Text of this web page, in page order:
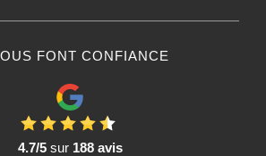
FONT CONFIANCE
4.7/5sur 188 avis